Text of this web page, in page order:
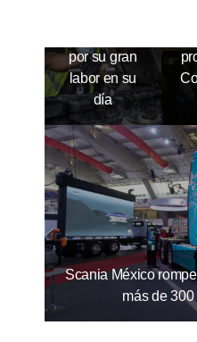
por su gran
labor en su
día
Scania México
más de